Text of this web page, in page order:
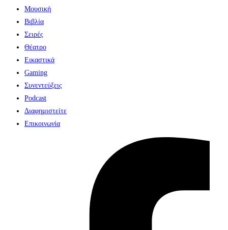
Μουσική
Βιβλία
Σειρές
Θέατρο
Εικαστικά
Gaming
Συνεντεύξεις
Podcast
Διαφημιστείτε
Επικοινωνία